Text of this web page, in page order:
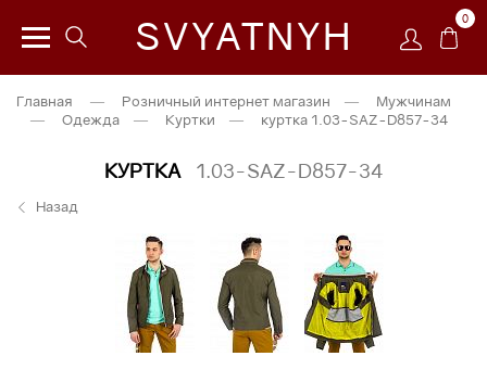
SVYATNYH 0
Главная — Розничный интернет магазин —
Мужчинам
—
Одежда — Куртки — куртка 1.03-SAZ-D857-34
КУРТКА 1.03-SAZ-D857-34
Назад